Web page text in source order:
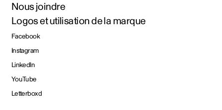
Nous joindre
Logos et utilisation de la marque
Facebook
Instagram
LinkedIn
YouTube
Letterboxd